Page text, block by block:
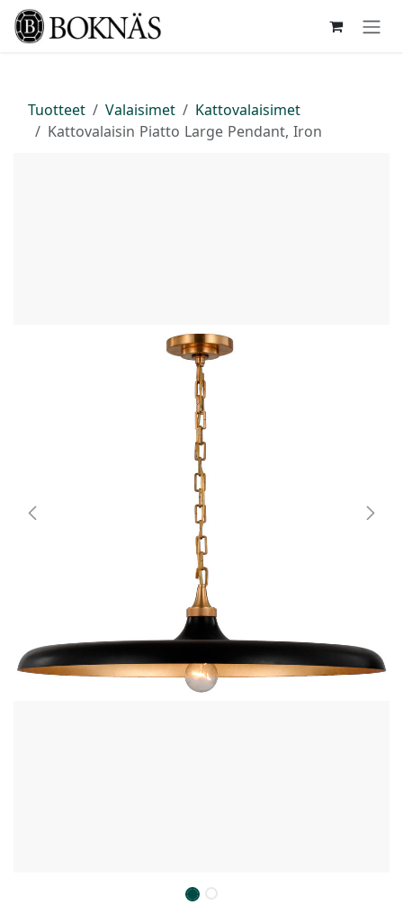
Siirry sisältöön
Tuotteet Valaisimet
Kattovalaisimet
Kattovalaisin Piatto Large Pendant, Iron